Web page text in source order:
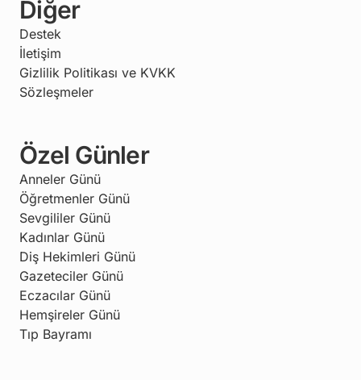
Diğer
Destek
İletişim
Gizlilik Politikası ve KVKK
Sözleşmeler
Özel Günler
Anneler Günü
Öğretmenler Günü
Sevgililer Günü
Kadınlar Günü
Diş Hekimleri Günü
Gazeteciler Günü
Eczacılar Günü
Hemşireler Günü
Tıp Bayramı